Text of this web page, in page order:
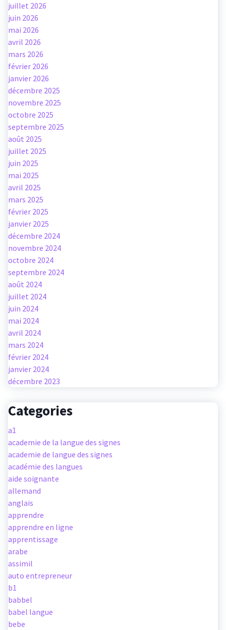
juillet 2026
juin 2026
mai 2026
avril 2026
mars 2026
février 2026
janvier 2026
décembre 2025
novembre 2025
octobre 2025
septembre 2025
août 2025
juillet 2025
juin 2025
mai 2025
avril 2025
mars 2025
février 2025
janvier 2025
décembre 2024
novembre 2024
octobre 2024
septembre 2024
août 2024
juillet 2024
juin 2024
mai 2024
avril 2024
mars 2024
février 2024
janvier 2024
décembre 2023
Categories
a1
academie de la langue des signes
academie de langue des signes
académie des langues
aide soignante
allemand
anglais
apprendre
apprendre en ligne
apprentissage
arabe
assimil
auto entrepreneur
b1
babbel
babel langue
bebe